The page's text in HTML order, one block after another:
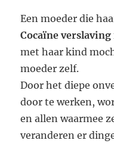
Een moeder die
Cocaïne verslaving
met haar kind
moeder zelf.
Door het diepe
door te werken,
en allen waarmee
veranderen er